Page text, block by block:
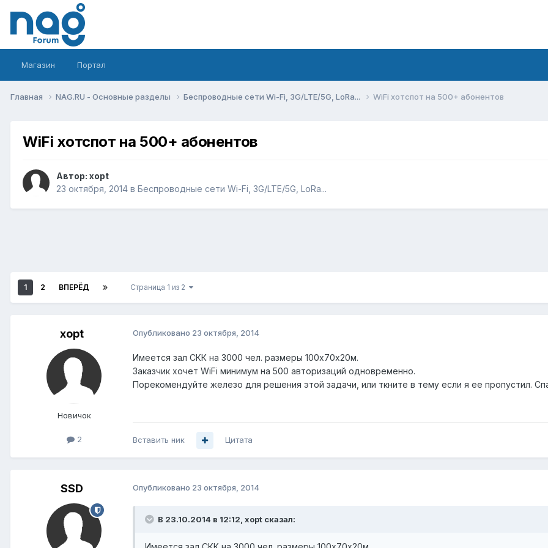
Магазин Портал
Главная NAG.RU - Основные разделы Беспроводные сети Wi-Fi, 3G/LTE/5G, LoRa... WiFi хотспот на 500+ абонентов
WiFi хотспот на 500+ абонентов
Автор: xopt
23 октября, 2014 в Беспроводные сети Wi-Fi, 3G/LTE/5G, LoRa...
1 2 ВПЕРЁД Страница 1 из 2
xopt
Новичок
2
Опубликовано 23 октября, 2014
Имеется зал СКК на 3000 чел. размеры 100х70х20м.
Заказчик хочет WiFi минимум на 500 авторизаций одновременно.
Порекомендуйте железо для решения этой задачи, или ткните в тему если я ее пропустил.
Вставить ник Цитата
SSD Опубликовано 23 октября, 2014
В 23.10.2014 в 12:12, xopt сказал: